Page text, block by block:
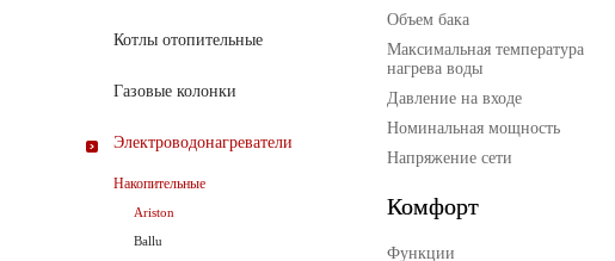
Объем бака
Максимальная температура
нагрева воды
Давление на входе
Номинальная мощность
Напряжение сети
Комфорт
Функции
Котлы отопительные
Газовые колонки
Электроводонагреватели
Накопительные
Ariston
Ballu